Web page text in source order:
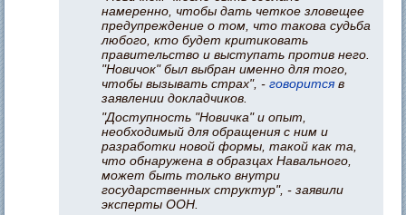
намеренно, чтобы дать четкое зловещее
предупреждение о том, что такова судьба
любого, кто будет критиковать
правительство и выступать против него.
"Новичок" был выбран именно для того,
чтобы вызывать страх", -говорится в
заявлении докладчиков.
"Доступность "Новичка" и опыт,
необходимый для обращения с ним и
разработки новой формы, такой как та,
что обнаружена в образцах Навального,
может быть только внутри
государственных структур", - заявили
эксперты ООН.